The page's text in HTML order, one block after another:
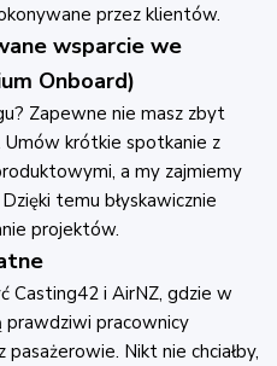
przez klientów.
wsparcie we
Onboard)
Zapewne nie masz zbyt
krótkie spotkanie z
a my zajmiemy
temu błyskawicznie
projektów.
Casting42 i AirNZ, gdzie w
prawdziwi pracownicy
pasażerowie. Nikt nie chciałby,